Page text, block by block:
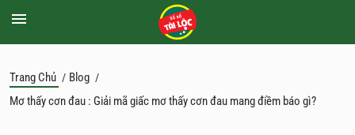
Trang Chủ / Blog /
Mơ thấy cơn đau : Giải mã giấc mơ thấy cơn đau mang điềm báo gì?